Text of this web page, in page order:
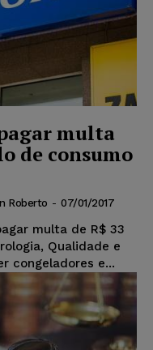
multa
de consumo
Roberto - 07/01/2017
multa de R$ 33
Qualidade e
congeladores e...